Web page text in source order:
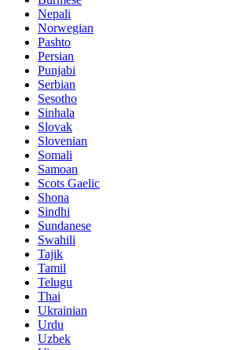
Nepali
Norwegian
Pashto
Persian
Punjabi
Serbian
Sesotho
Sinhala
Slovak
Slovenian
Somali
Samoan
Scots Gaelic
Shona
Sindhi
Sundanese
Swahili
Tajik
Tamil
Telugu
Thai
Ukrainian
Urdu
Uzbek